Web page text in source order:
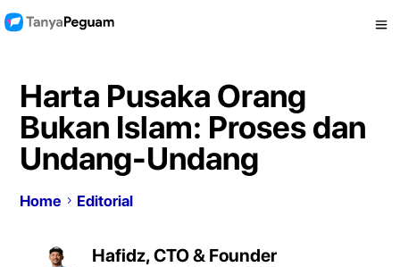
Harta Pusaka Orang
Bukan Islam: Proses dan
Undang-Undang
Home Editorial
Hafidz, CTO & Founder